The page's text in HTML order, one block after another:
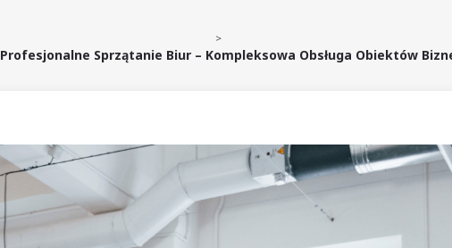
>
Profesjonalne Sprzątanie Biur – Kompleksowa Obsługa Obiektów